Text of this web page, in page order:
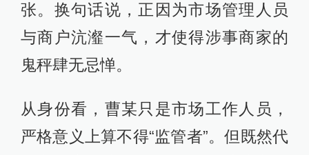
张。换句话说，正因为市场管理人员
与商户沆瀣一气，才使得涉事商家的
鬼秤肆无忌惮。
从身份看，曹某只是市场工作人员，
严格意义上算不得“监管者”。但既然代